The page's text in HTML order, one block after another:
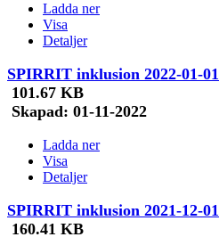
Ladda ner
Visa
Detaljer
SPIRRIT inklusion 2022-01-01
101.67 KB
Skapad: 01-11-2022
Ladda ner
Visa
Detaljer
SPIRRIT inklusion 2021-12-01
160.41 KB